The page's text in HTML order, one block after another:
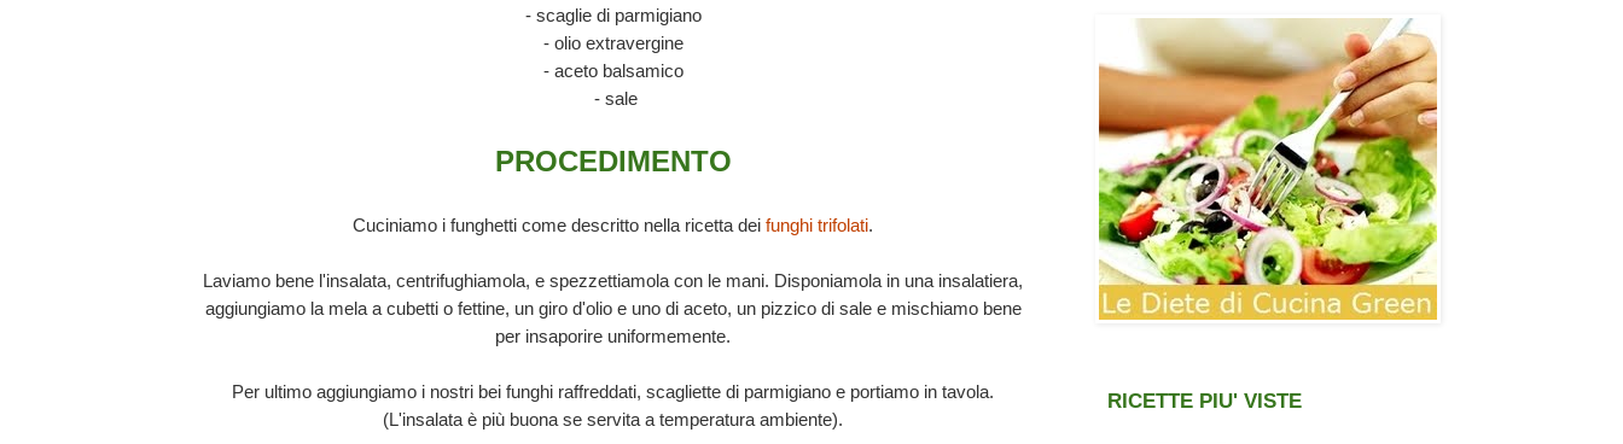
- scaglie di parmigiano
- olio extravergine
- aceto balsamico
- sale
PROCEDIMENTO
Cuciniamo i funghetti come descritto nella ricetta dei funghi trifolati.
Laviamo bene l'insalata, centrifughiamola, e spezzettiamola con le mani. Disponiamola in una insalatiera,
aggiungiamo la mela a cubetti o fettine, un giro d'olio e uno di aceto, un pizzico di sale e mischiamo bene
per insaporire uniformemente.
Per ultimo aggiungiamo i nostri bei funghi raffreddati, scagliette di parmigiano e portiamo in tavola.
(L'insalata è più buona se servita a temperatura ambiente).
RICETTE PIU' VISTE